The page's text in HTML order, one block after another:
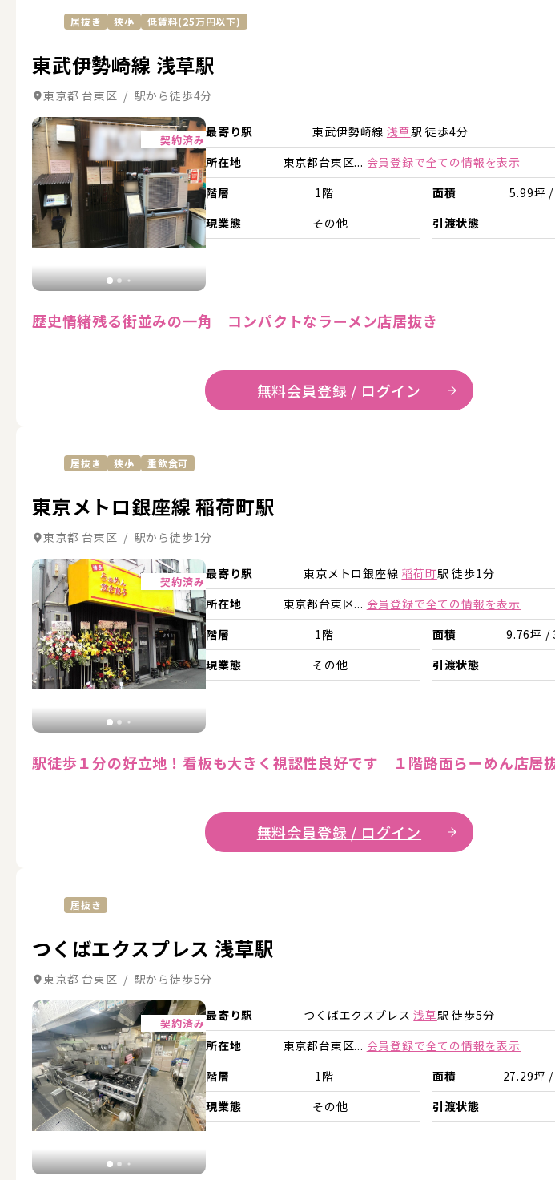
居抜き 狭小 低賃料(25万円以下)
東武伊勢崎線 浅草駅
東京都 台東区 / 駅から徒歩4分
契約済み
詳細を見る 詳細を見る
最寄り駅 東武伊勢崎線 浅草駅 徒歩4分
所在地
東京都台東区... 会員登録で全ての情報を表示
階層
1階 面積
5.99坪
現業態
その他 引渡状態
歴史情緒残る街並みの一角 コンパクトなラーメン店居抜き
無料会員登録 / ログイン
居抜き 狭小 重飲食可
東京メトロ銀座線 稲荷町駅
東京都 台東区 / 駅から徒歩1分
契約済み
詳細を見る 詳細を見る
最寄り駅 東京メトロ銀座線 稲荷町駅 徒歩1分
所在地
東京都台東区... 会員登録で全ての情報を表示
階層
1階 面積
9.76坪 /
現業態
その他 引渡状態
駅徒歩１分の好立地！看板も大きく視認性良好です １階路面らーめん店居
無料会員登録 / ログイン
居抜き
つくばエクスプレス 浅草駅
東京都 台東区 / 駅から徒歩5分
契約済み
詳細を見る 詳細を見る
最寄り駅 つくばエクスプレス浅草駅 徒歩5分
所在地
東京都台東区... 会員登録で全ての情報を表示
階層
1階 面積
27.29坪
現業態
その他 引渡状態